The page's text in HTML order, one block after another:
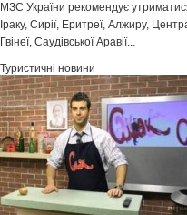
МЗС України рекомендує утриматися
Іраку, Сирії, Еритреї, Алжиру,
Гвінеї, Саудівської Аравії...
Туристичні новини